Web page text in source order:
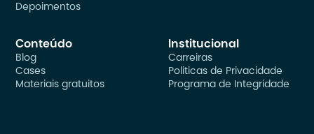
Depoimentos
Conteúdo
Blog
Cases
Materiais gratuitos
Institucional
Carreiras
Politicas de Privacidade
Programa de Integridade